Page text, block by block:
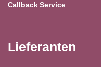
Callback Service
Lieferanten